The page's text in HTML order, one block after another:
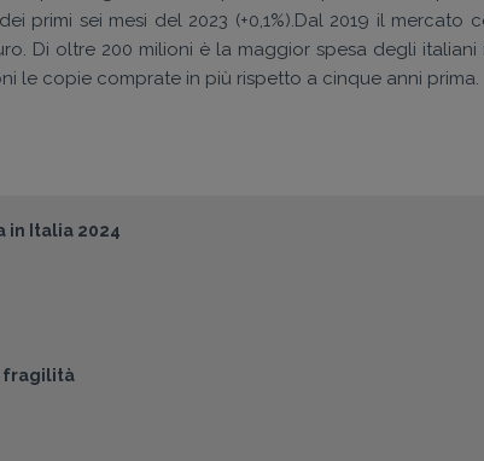
primi sei mesi del 2023 (+0,1%).Dal 2019 il mercato
Di oltre 200 milioni è la maggior spesa degli italiani
le copie comprate in più rispetto a cinque anni prima.
in Italia 2024
fragilità